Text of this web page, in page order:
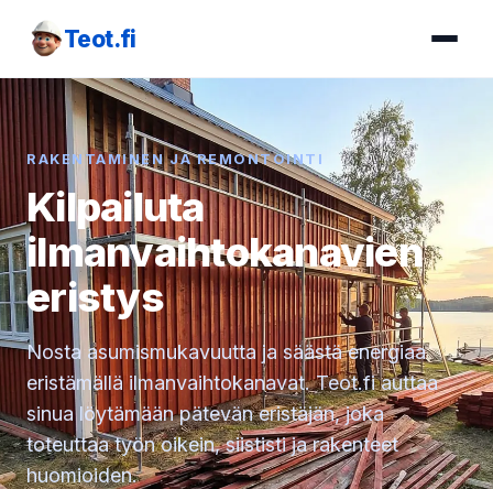
Teot.fi
RAKENTAMINEN JA REMONTOINTI
Kilpailuta
ilmanvaihtokanavien
eristys
Nosta asumismukavuutta ja säästä energiaa
eristämällä ilmanvaihtokanavat. Teot.fi auttaa
sinua löytämään pätevän eristäjän, joka
toteuttaa työn oikein, siististi ja rakenteet
huomioiden.